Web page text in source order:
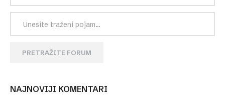
PRETRAŽITE FORUM
NAJNOVIJI KOMENTARI